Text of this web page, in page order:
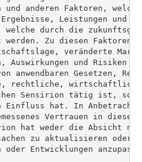
anderen Faktoren,
Leistungen und
welche durch die
Zu diesen Faktoren
veränderte
Auswirkungen und Risiken
anwendbaren Gesetzen,
rechtliche, wirtschaftliche
Sensirion tätig ist,
Einfluss hat. In Anbetracht
Vertrauen in diese
hat weder die Absicht
zu aktualisieren oder
Entwicklungen